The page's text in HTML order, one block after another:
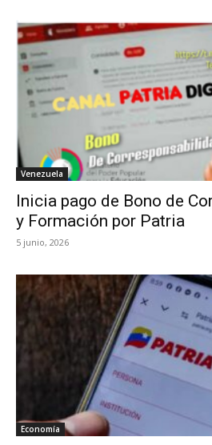
Venezuela
Inicia pago de Bono de
y Formación por Patria
5 junio, 2026
Economía